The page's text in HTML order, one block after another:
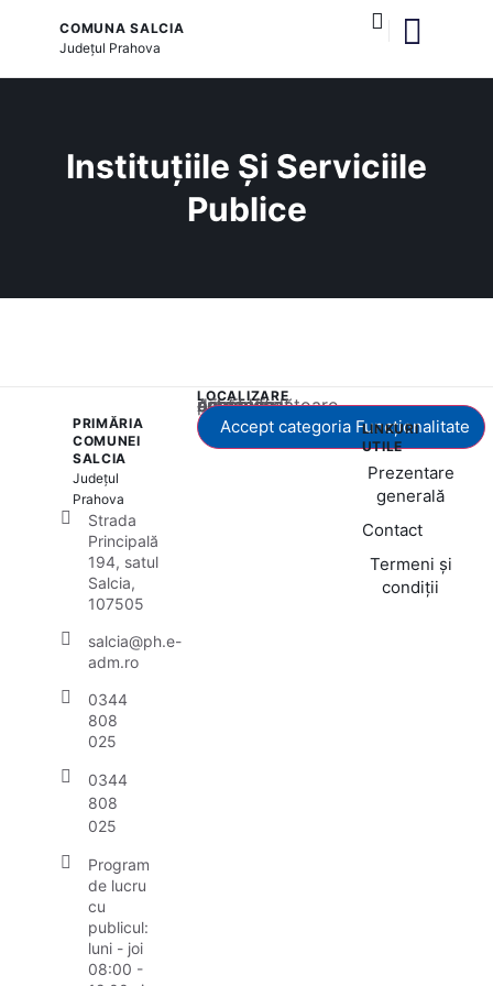
COMUNA SALCIA
Județul Prahova
Instituțiile Și Serviciile
Publice
PRIMĂRIA
COMUNEI
SALCIA
Județul
Prahova
Strada
Principală
194, satul
Salcia,
107505
salcia@ph.e-
adm.ro
0344
808
025
0344
808
025
Program
de lucru
cu
publicul:
luni - joi
08:00 -
LOCALIZARE
Acest conținut este blocat până când acceptați categoria corespunzătoare de cookie-uri.
Accept categoria Funcționalitate
LINKURI
UTILE
Prezentare
generală
Contact
Termeni și
condiții